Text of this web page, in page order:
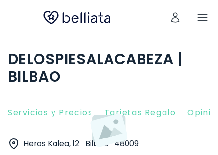
DELOSPIESALACABEZA |
BILBAO
Servicios y Precios Tarjetas Regalo
Heros Kalea, 12 Bilbao
48009